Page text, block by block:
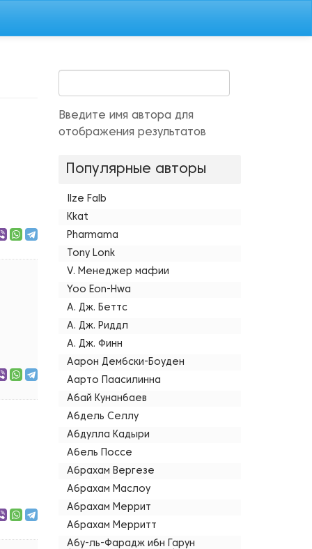
Введите имя автора для
отображения результатов
Популярные авторы
Ilze Falb
Kkat
Pharmama
Tony Lonk
V. Менеджер мафии
Yoo Eon-Hwa
А. Дж. Беттс
А. Дж. Риддл
А. Дж. Финн
Аарон Дембски-Боуден
Аарто Паасилинна
Абай Кунанбаев
Абдель Селлу
Абдулла Кадыри
Абель Поссе
Абрахам Вергезе
Абрахам Маслоу
Абрахам Меррит
Абрахам Мерритт
Абу-ль-Фарадж ибн Гарун